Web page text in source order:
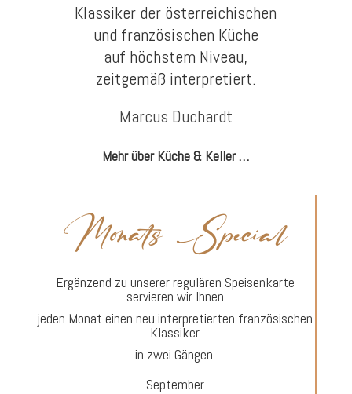
Klassiker der österreichischen
und französischen Küche
auf höchstem Niveau,
zeitgemäß interpretiert.
Marcus Duchardt
Mehr über Küche & Keller …
Monats Special
Ergänzend zu unserer regulären Speisenkarte
servieren wir Ihnen
jeden Monat einen neu interpretierten französischen
Klassiker
in zwei Gängen.
September